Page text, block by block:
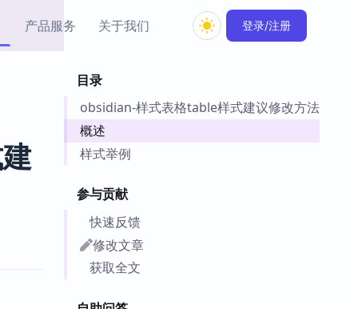
产品服务
思维导图插件
出品的闪念笔记
Obsidian 教程
关于我们 登录/注册
目录
obsidian-样式表格table样式建议修改方法
概述
样式举例
参与贡献
快速反馈
修改文章
获取全文